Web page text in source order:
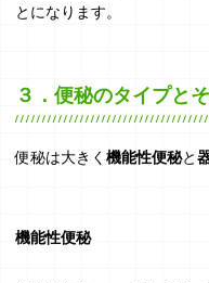
とになります。
３．便秘のタイプと
便秘は大きく機能性便秘と
機能性便秘